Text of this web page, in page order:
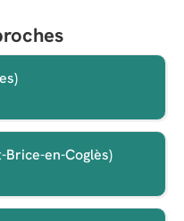
Brice-en-Coglès)